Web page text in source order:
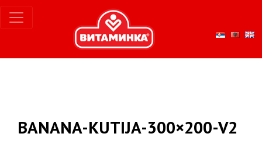
BANANA-KUTIJA-300×200-V2